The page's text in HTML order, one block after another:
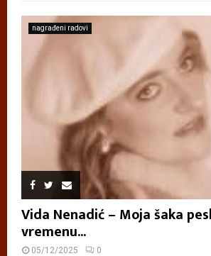
nagrađeni radovi
Vida Nenadić – Moja šaka
vremenu...
05/12/2025 0